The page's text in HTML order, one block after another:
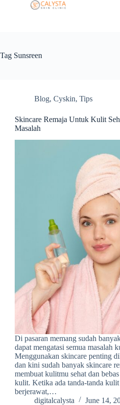
Tag Sunsreen
Blog, Cyskin, Tips
Skincare Remaja Untuk Kulit
Masalah
Di pasaran memang sudah
dapat mengatasi semua masalah
Menggunakan skincare penting
dan kini sudah banyak skincare
membuat kulitmu sehat dan
kulit. Ketika ada tanda-tanda
berjerawat,…
digitalcalysta
June 14,